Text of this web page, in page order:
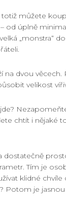
totiž můžete
od úplně
„monstra“
na dvou věcech.
velikost
chtít i nějaké
dostatečně
Tím je
klidné
Potom je